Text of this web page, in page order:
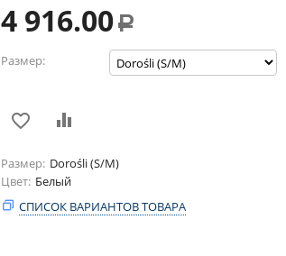
4 916.00 Р
Размер:
Размер Dorośli (S/M)
Цвет Белый
СПИСОК ВАРИАНТОВ ТОВАРА